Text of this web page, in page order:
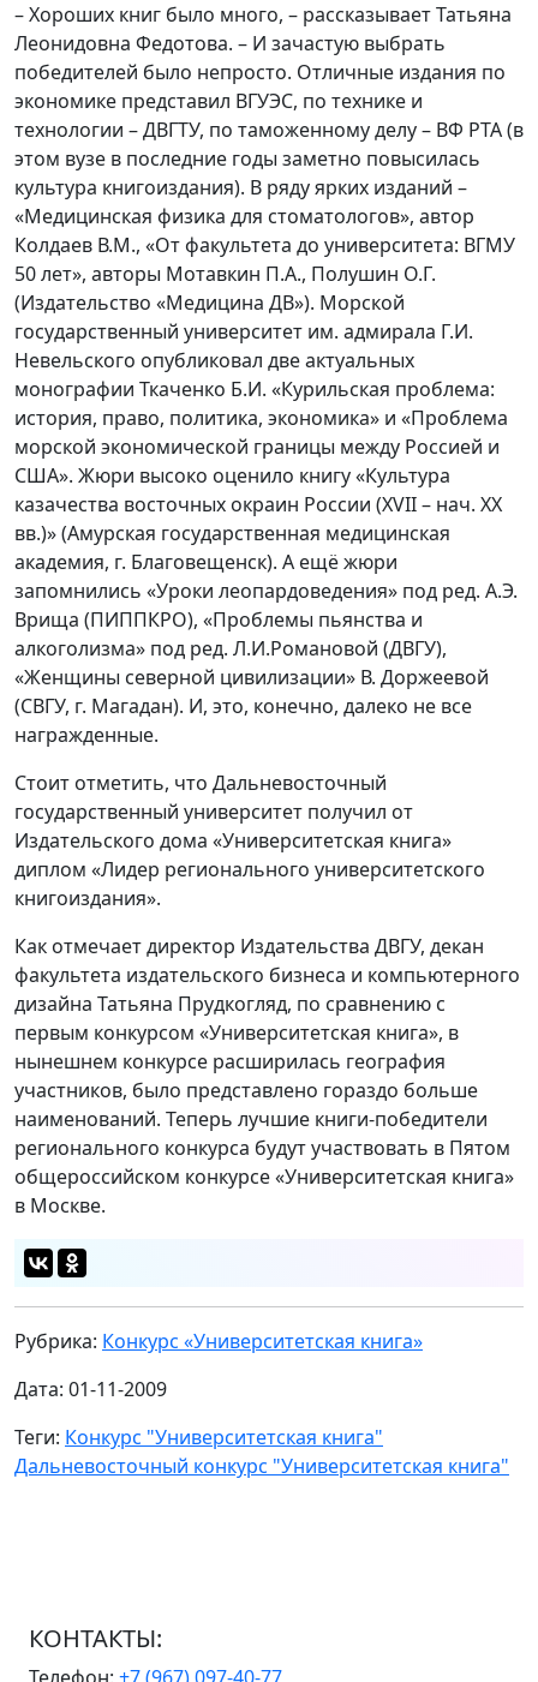
– Хороших книг было много, – рассказывает Татьяна
Леонидовна Федотова. – И зачастую выбрать
победителей было непросто. Отличные издания по
экономике представил ВГУЭС, по технике и
технологии – ДВГТУ, по таможенному делу – ВФ РТА (в
этом вузе в последние годы заметно повысилась
культура книгоиздания). В ряду ярких изданий –
«Медицинская физика для стоматологов», автор
Колдаев В.М., «От факультета до университета: ВГМУ
50 лет», авторы Мотавкин П.А., Полушин О.Г.
(Издательство «Медицина ДВ»). Морской
государственный университет им. адмирала Г.И.
Невельского опубликовал две актуальных
монографии Ткаченко Б.И. «Курильская проблема:
история, право, политика, экономика» и «Проблема
морской экономической границы между Россией и
США». Жюри высоко оценило книгу «Культура
казачества восточных окраин России (XVII – нач. XX
вв.)» (Амурская государственная медицинская
академия, г. Благовещенск). А ещё жюри
запомнились «Уроки леопардоведения» под ред. А.Э.
Врища (ПИППКРО), «Проблемы пьянства и
алкоголизма» под ред. Л.И.Романовой (ДВГУ),
«Женщины северной цивилизации» В. Доржеевой
(СВГУ, г. Магадан). И, это, конечно, далеко не все
награжденные.
Стоит отметить, что Дальневосточный
государственный университет получил от
Издательского дома «Университетская книга»
диплом «Лидер регионального университетского
книгоиздания».
Как отмечает директор Издательства ДВГУ, декан
факультета издательского бизнеса и компьютерного
дизайна Татьяна Прудкогляд, по сравнению с
первым конкурсом «Университетская книга», в
нынешнем конкурсе расширилась география
участников, было представлено гораздо больше
наименований. Теперь лучшие книги-победители
регионального конкурса будут участвовать в Пятом
общероссийском конкурсе «Университетская книга»
в Москве.
Рубрика: Конкурс «Университетская книга»
Дата: 01-11-2009
Теги: Конкурс "Университетская книга"
Дальневосточный конкурс "Университетская книга"
КОНТАКТЫ: